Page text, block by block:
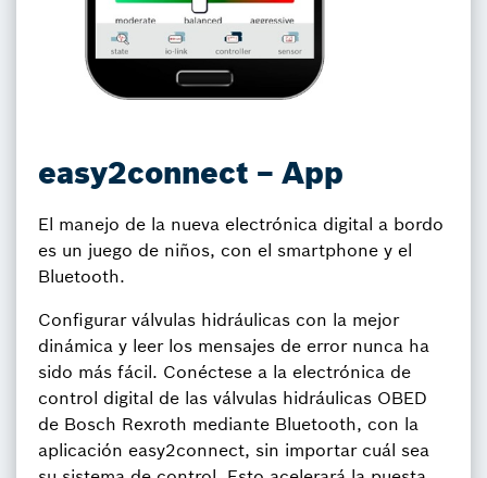
easy2connect – App
El manejo de la nueva electrónica digital a bordo
es un juego de niños, con el smartphone y el
Bluetooth.
Configurar válvulas hidráulicas con la mejor
dinámica y leer los mensajes de error nunca ha
sido más fácil. Conéctese a la electrónica de
control digital de las válvulas hidráulicas OBED
de Bosch Rexroth mediante Bluetooth, con la
aplicación easy2connect, sin importar cuál sea